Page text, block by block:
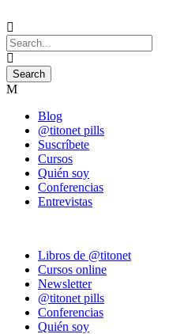
Blog
@titonet pills
Suscríbete
Cursos
Quién soy
Conferencias
Entrevistas
Libros de @titonet
Cursos online
Newsletter
@titonet pills
Conferencias
Quién soy